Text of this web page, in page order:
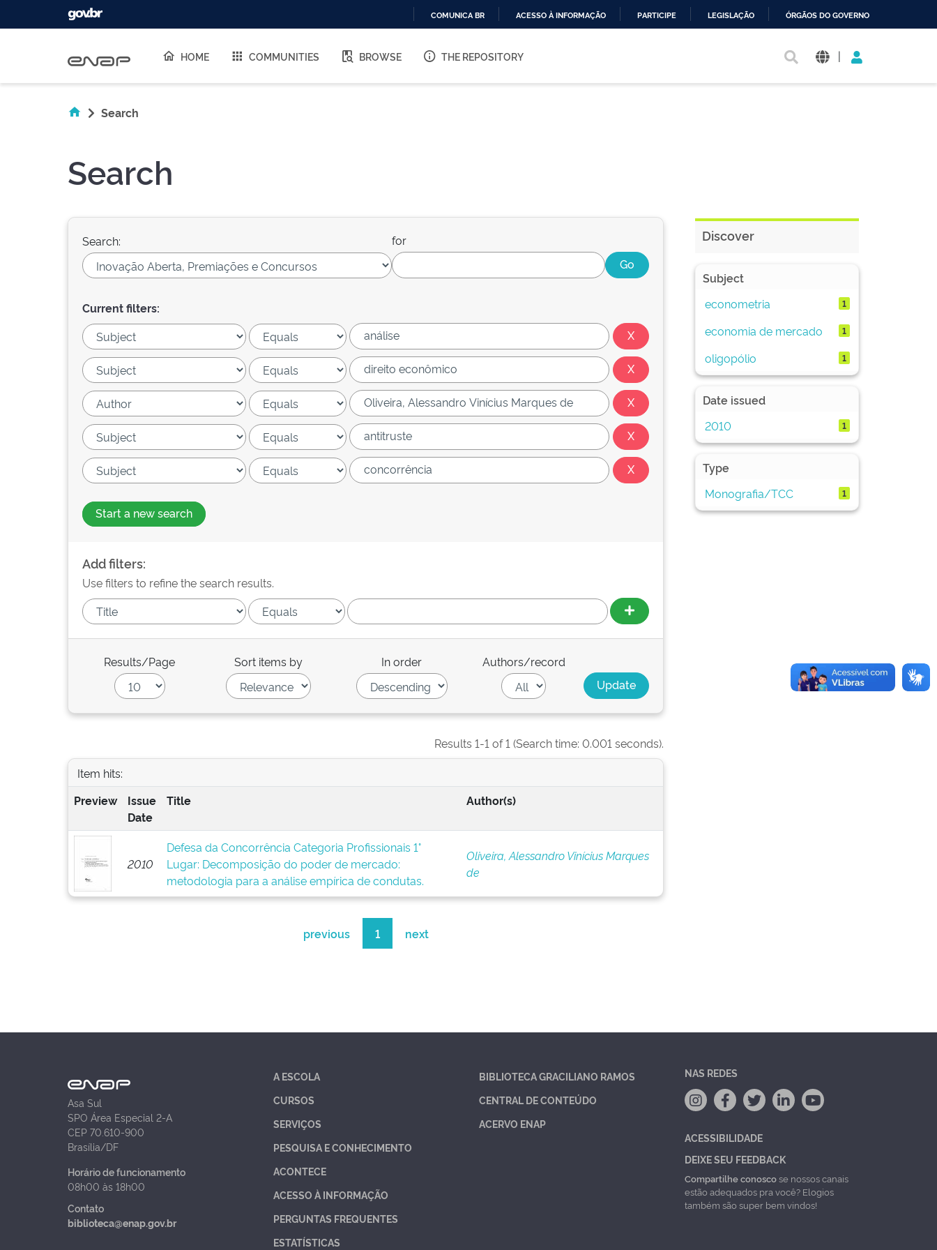
O
COMUNICA BR ACESSO À INFORMAÇÃO PARTICIPE LEGISLAÇÃO ÓRGÃOS DO GOVERNO
HOME COMMUNITIES BROWSE THE REPOSITORY |
Search
Search
Search: for
Current filters:
Start a new search
Add filters:
Use filters to refine the search results.
Results/Page Sort items by In order Authors/record
Results 1-1 of 1 (Search time: 0.001 seconds).
Item hits:
Preview
Issue
Date
Title Author(s)
2010
Defesa da Concorrência Categoria Profissionais 1°
Lugar: Decomposição do poder de mercado:
metodologia para a análise empírica de condutas.
Oliveira, Alessandro Vinícius Marques
de
previous 1 next
Discover
Subject
econometria
1
economia de mercado 1
oligopólio 1
Date issued
2010
1
Type
Monografia/TCC
1
Asa Sul
SPO Área Especial 2-A
CEP 70.610-900
Brasília/DF
Horário de funcionamento
08h00 às 18h00
Contato
biblioteca@enap.gov.br
A ESCOLA
CURSOS
SERVIÇOS
PESQUISA E CONHECIMENTO
ACONTECE
ACESSO À INFORMAÇÃO
PERGUNTAS FREQUENTES
ESTATÍSTICAS
BIBLIOTECA GRACILIANO RAMOS
CENTRAL DE CONTEÚDO
ACERVO ENAP
NAS REDES
ACESSIBILIDADE
DEIXE SEU FEEDBACK
Compartilhe conoscose nossos canais
estão adequados pra você? Elogios
também são super bem vindos!